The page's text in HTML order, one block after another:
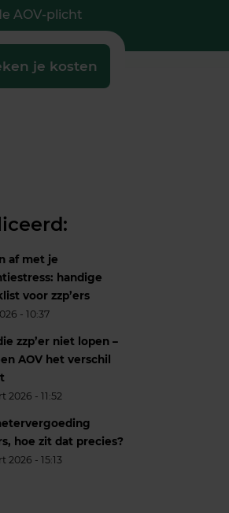
AOV-plicht
je kosten
af met je
handige
voor zzp’ers
- 10:37
zzp’er niet lopen –
AOV het verschil
2026 - 11:52
hoe zit dat precies?
2026 - 15:13